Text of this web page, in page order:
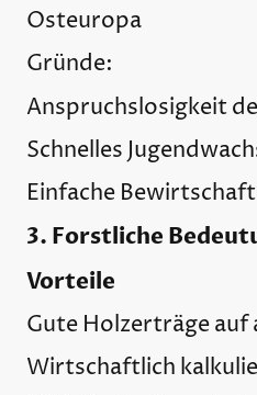
Osteuropa
Gründe:
Anspruchslosigkeit
Schnelles
Einfache
3. Forstliche
Vorteile
Gute Holzerträge
Wirtschaftlich